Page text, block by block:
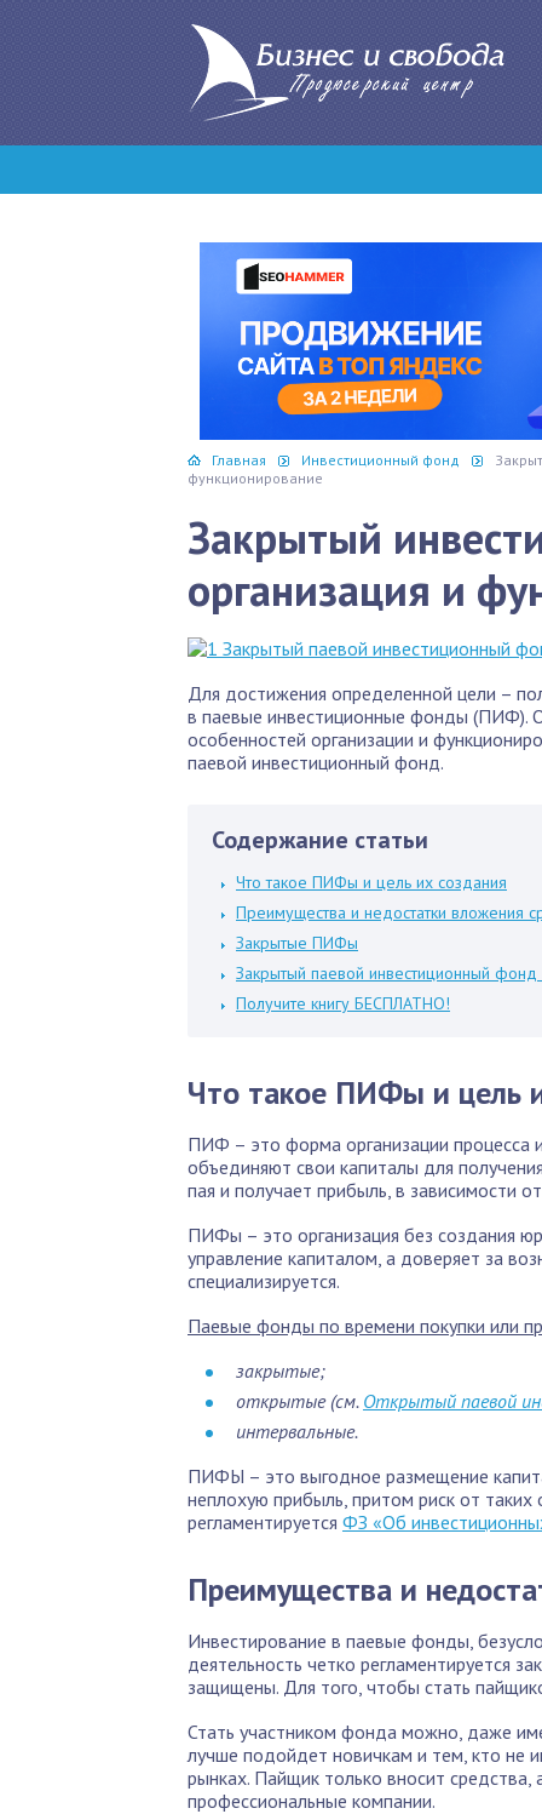
Главная Инвестиционный фонд
функционирование
Закрытый
организация и
Для достижения определенной цели –
в паевые инвестиционные фонды (ПИФ).
особенностей организации и
паевой инвестиционный фонд.
Содержание статьи
Что такое ПИФы и цель их создания
Преимущества и недостатки вложения
Закрытые ПИФы
Закрытый паевой инвестиционный
Получите книгу БЕСПЛАТНО!
Что такое ПИФы и цель
ПИФ – это форма организации процесса
объединяют свои капиталы для
пая и получает прибыль, в зависимости
ПИФы – это организация без создания
управление капиталом, а доверяет за
специализируется.
Паевые фонды по времени покупки или
закрытые;
открытые (см. Открытый паевой
интервальные.
ПИФЫ – это выгодное размещение
неплохую прибыль, притом риск от
регламентируется ФЗ «Об
Преимущества и
Инвестирование в паевые фонды,
деятельность четко регламентируется
защищены. Для того, чтобы стать
Стать участником фонда можно, даже
лучше подойдет новичкам и тем, кто не
рынках. Пайщик только вносит
профессиональные компании.